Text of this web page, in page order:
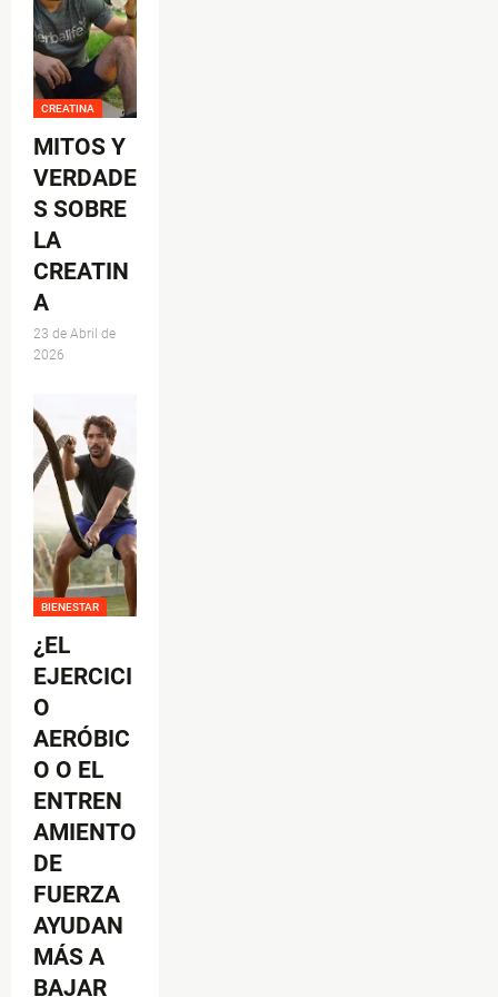
CREATINA
MITOS Y
VERDADE
S SOBRE
LA
CREATIN
A
23 de Abril de
2026
BIENESTAR
¿EL
EJERCICI
O
AERÓBIC
O O EL
ENTREN
AMIENTO
DE
FUERZA
AYUDAN
MÁS A
BAJAR